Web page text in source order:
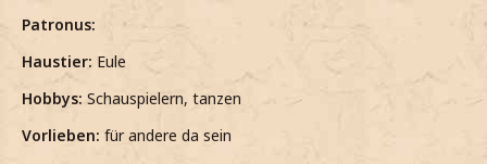
Patronus:
Haustier: Eule
Hobbys: Schauspielern, tanzen
Vorlieben: für andere da sein